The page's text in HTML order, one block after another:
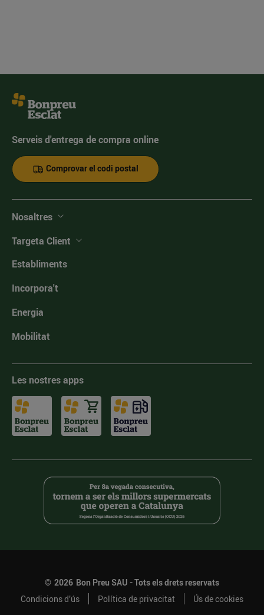
Serveis d'entrega de compra online
Comprovar el codi postal
Nosaltres
Targeta Client
Establiments
Incorpora't
Energia
Mobilitat
Les nostres apps
© 2026 Bon Preu SAU - Tots els drets reservats
Condicions d’ús
Política de privacitat Ús de cookies